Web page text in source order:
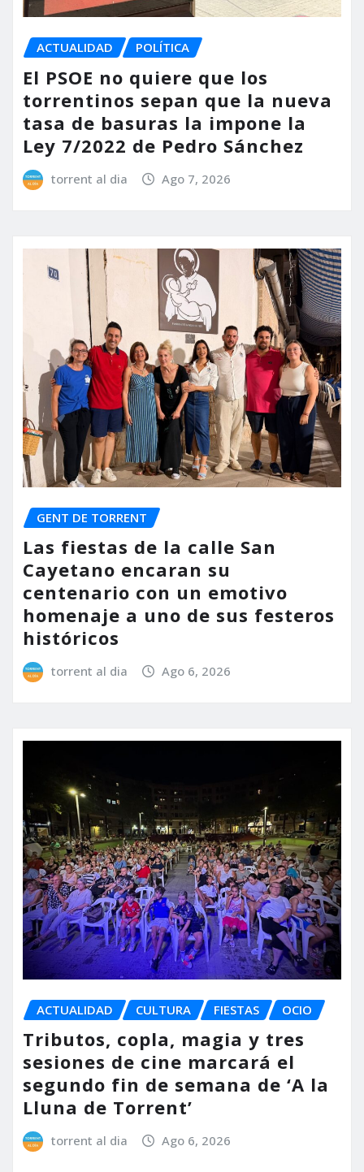
ACTUALIDAD POLÍTICA
El PSOE no quiere que los
torrentinos sepan que la nueva
tasa de basuras la impone la
Ley 7/2022 de Pedro Sánchez
torrent al dia Ago 7, 2026
GENT DE TORRENT
Las fiestas de la calle San
Cayetano encaran su
centenario con un emotivo
homenaje a uno de sus festeros
históricos
torrent al dia Ago 6, 2026
ACTUALIDAD CULTURA FIESTAS OCIO
Tributos, copla, magia y tres
sesiones de cine marcará el
segundo fin de semana de ‘A la
Lluna de Torrent’
torrent al dia Ago 6, 2026